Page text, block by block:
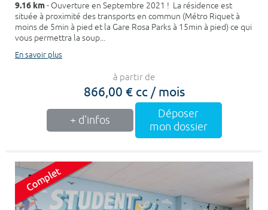
9.16 km- Ouverture en Septembre 2021 ! La résidence est
située à proximité des transports en commun (Métro Riquet à
moins de 5min à pied et la Gare Rosa Parks à 15min à pied) ce qui
vous permettra la soup...
En savoir plus
à partir de
866,00 € cc / mois
+ d'infos
Déposer
mon dossier